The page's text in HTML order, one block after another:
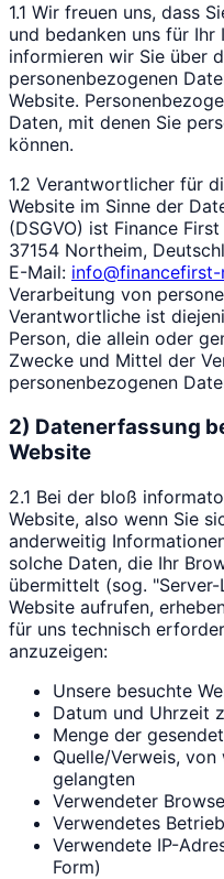
1.1 Wir freuen uns, dass
und bedanken uns für Ihr
informieren wir Sie über
personenbezogenen
Website.
Daten, mit denen Sie
können.
1.2 Verantwortlicher für
Website im Sinne der
(DSGVO) ist Finance
37154 Northeim,
E-Mail: info@financefirst-
Verarbeitung von
Verantwortliche ist
Person, die allein oder
Zwecke und Mittel der
personenbezogenen
2) Datenerfassung
Website
2.1 Bei der bloß
Website, also wenn Sie
anderweitig
solche Daten, die Ihr
übermittelt (sog. "Server-
Website aufrufen,
für uns technisch
anzuzeigen:
Unsere besuchte
Datum und Uhrzeit
Menge der
Quelle/Verweis,
gelangten
Verwendeter
Verwendetes
Verwendete IP-
Form)